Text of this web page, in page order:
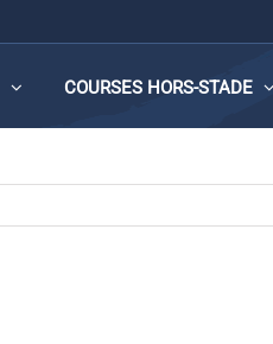
COURSES HORS-STADE